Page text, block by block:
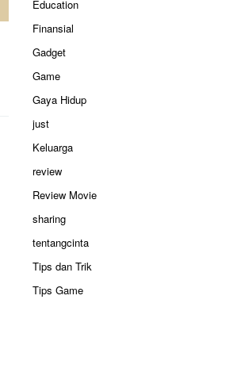
Education
Finansial
Gadget
Game
Gaya Hidup
just
Keluarga
review
Review Movie
sharing
tentangcinta
Tips dan Trik
Tips Game